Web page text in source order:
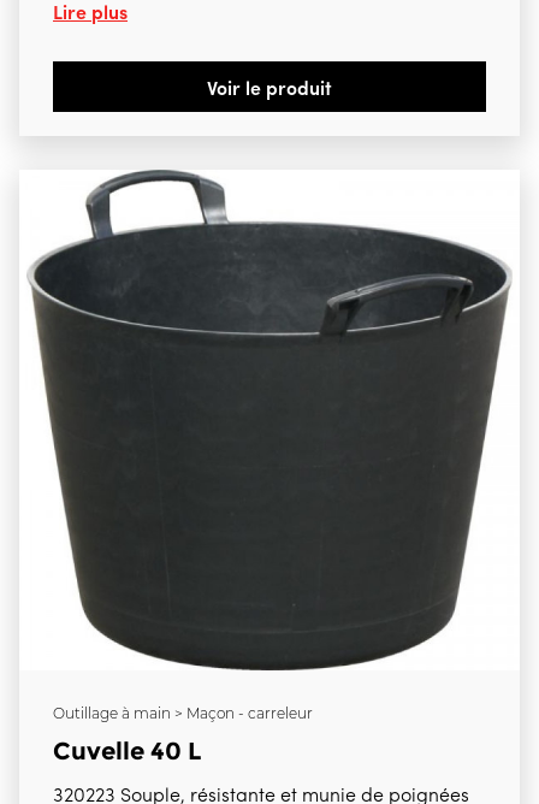
Lire plus
Voir le produit
Outillage à main > Maçon - carreleur
Cuvelle 40 L
320223 Souple, résistante et munie de poignées